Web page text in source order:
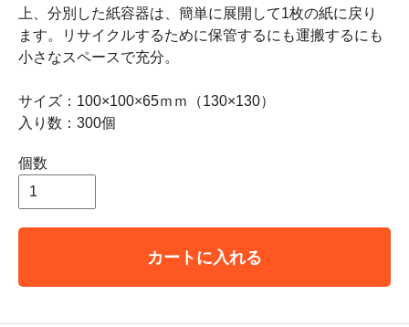
上、分別した紙容器は、簡単に展開して1枚の紙に戻り
ます。リサイクルするために保管するにも運搬するにも
小さなスペースで充分。
サイズ：100×100×65ｍｍ（130×130）
入り数：300個
個数
カートに入れる